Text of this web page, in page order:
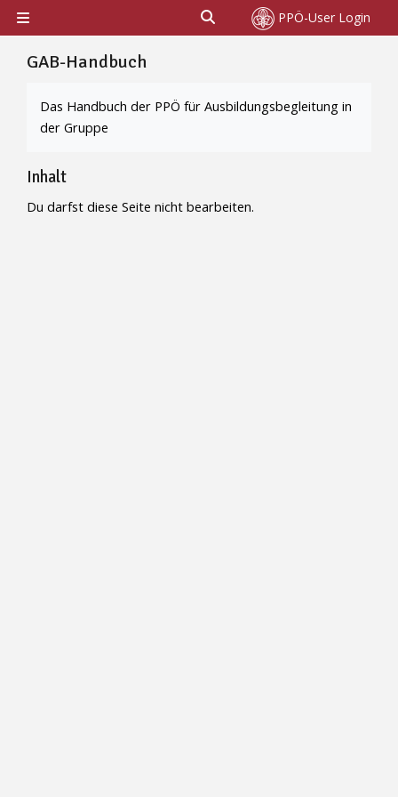
Zum Hauptinhalt
Website-Übersicht
Sucheingabe umschalten
PPÖ-User Login
GAB-Handbuch
Das Handbuch der PPÖ für Ausbildungsbegleitung in
der Gruppe
Inhalt
Du darfst diese Seite nicht bearbeiten.